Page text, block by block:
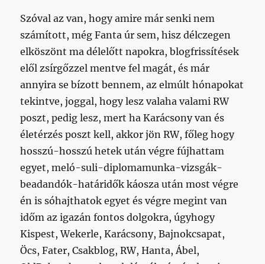
Szóval az van, hogy amire már senki nem
számított, még Fanta úr sem, hisz délczegen
elköszönt ma délelőtt napokra, blogfrissítések
elől zsírgőzzel mentve fel magát, és már
annyira se bízott bennem, az elmúlt hónapokat
tekintve, joggal, hogy lesz valaha valami RW
poszt, pedig lesz, mert ha Karácsony van és
életérzés poszt kell, akkor jön RW, főleg hogy
hosszú-hosszú hetek után végre fújhattam
egyet, meló-suli-diplomamunka-vizsgák-
beadandók-határidők káosza után most végre
én is sóhajthatok egyet és végre megint van
időm az igazán fontos dolgokra, úgyhogy
Kispest, Wekerle, Karácsony, Bajnokcsapat,
Öcs, Fater, Csakblog, RW, Hanta, Ábel,